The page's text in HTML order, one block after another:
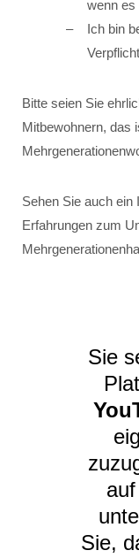
wenn es
Ich bin
Bitte seien Sie
Mitbewohnern, das
Sehen Sie auch ein
Erfahrungen zum
Sie
Sie,